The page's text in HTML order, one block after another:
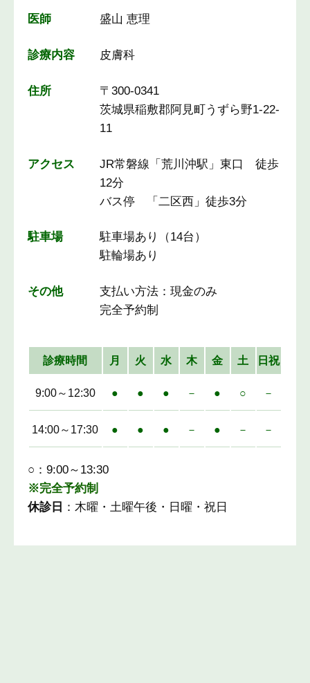
医師 盛山 恵理
診療内容 皮膚科
住所
〒300-0341
茨城県稲敷郡阿見町うずら野1-22-
11
アクセス
JR常磐線「荒川沖駅」東口 徒歩
12分
バス停 「二区西」徒歩3分
駐車場
駐車場あり（14台）
駐輪場あり
その他
支払い方法：現金のみ
完全予約制
診療時間 月 火 水 木 金 土 日祝
9:00～12:30 ● ● ● － ● ○ －
14:00～17:30 ● ● ● － ● － －
○：9:00～13:30
※完全予約制
休診日 ：木曜・土曜午後・日曜・祝日